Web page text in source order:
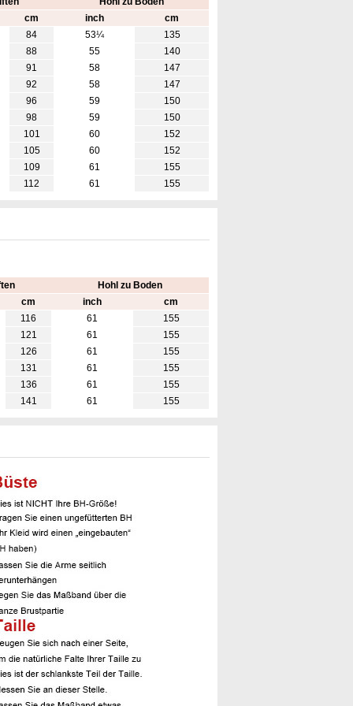
cm inch
cm
84 53¼
135
88 55
140
91 58
147
92 58
147
96 59
150
98 59
150
101 60
152
105 60
152
109 61
155
112 61 155
Hohl zu Boden
cm inch
cm
116 61
155
121 61
155
126 61
155
131 61
155
136 61
155
141 61 155